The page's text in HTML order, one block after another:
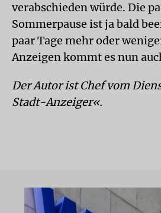
verabschieden würde. Die
Sommerpause ist ja bald
paar Tage mehr oder
Anzeigen kommt es nun
Der Autor ist Chef vom
Stadt-Anzeiger«.